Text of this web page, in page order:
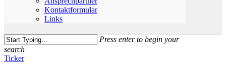
Kontaktformular
Links
Press enter to begin your
search
Close
Ticker